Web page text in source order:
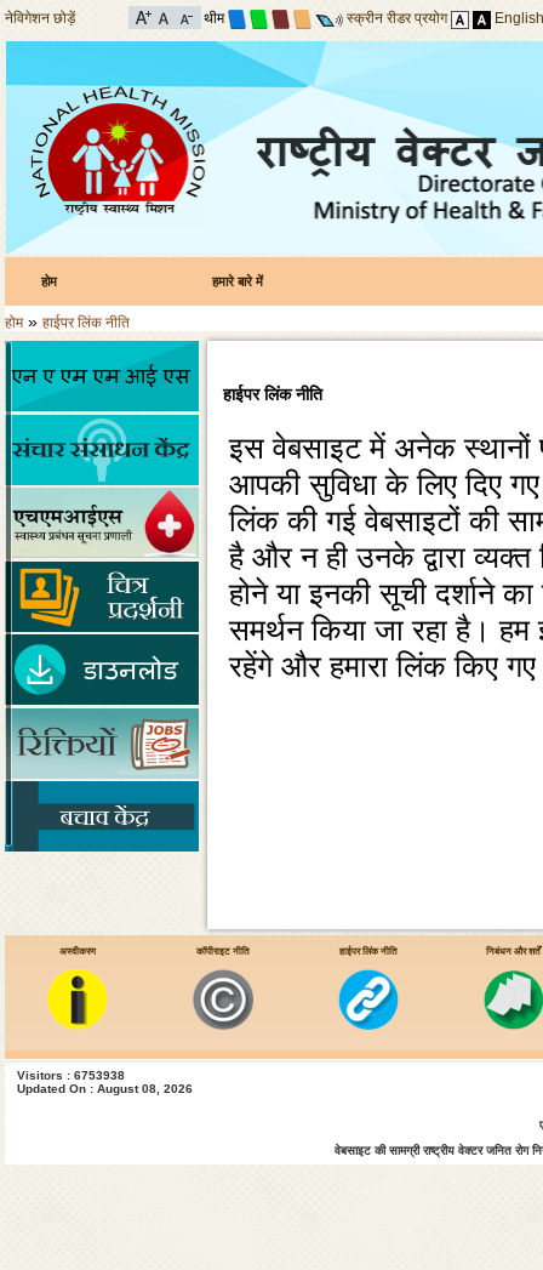
नेविगेशन छोड़ें थीम स्क्रीन रीडर प्रयोग English
होम हमारे बारे में
होम» हाईपर लिंक नीति
हाईपर लिंक नीति
इस वेबसाइट में अनेक स्‍थानों
आपकी सुविधा के लिए दिए
लिंक की गई वेबसाइटों की
है और न ही उनके द्वारा
होने या इनकी सूची दर्शाने
समर्थन किया जा रहा है।
रहेंगे और हमारा लिंक किए
अस्वीकरण कॉपीराइट नीति हाईपर लिंक नीति निबंधन और शर्तें
Visitors : 6753938
Updated On : August 08, 2026
वेबसाइट की सामग्री राष्ट्रीय वेक्टर जनित रोग